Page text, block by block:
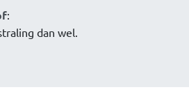
:
dan wel.